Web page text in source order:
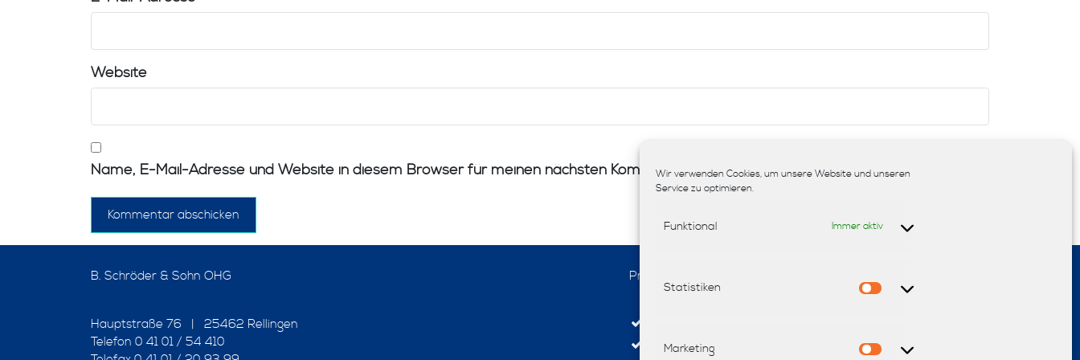
Wir verwenden Cookies, um unsere Website und unseren
Service zu optimieren.
Funktional Immer aktiv
Statistiken
Statistiken
Marketing
Marketing
Website
Name, E-Mail-Adresse und Website in diesem Browser für meinen nächsten Kommentar speichern.
B. Schröder & Sohn OHG
Hauptstraße 76 | 25462 Rellingen
Telefon 0 41 01 / 54 410
Produkte
Stoffe
Polsterei